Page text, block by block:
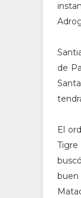
de
El
buen